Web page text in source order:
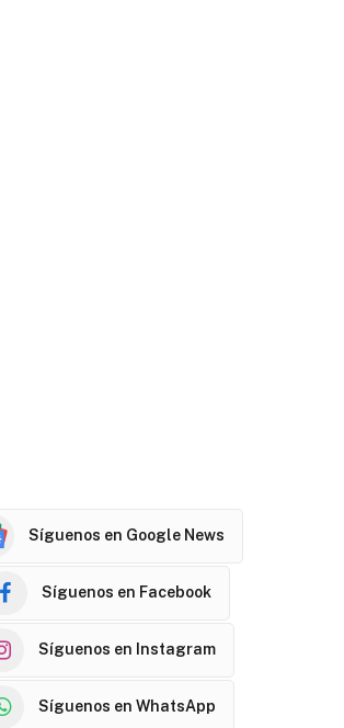
Síguenos en Google News
Síguenos en Facebook
Síguenos en Instagram
Síguenos en WhatsApp